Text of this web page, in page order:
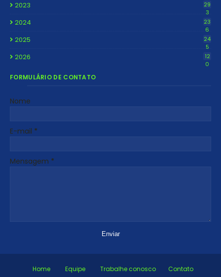
2023
29
3
2024
23
6
2025
24
5
2026
12
0
FORMULÁRIO DE CONTATO
Nome
E-mail *
Mensagem *
Home Equipe Trabalhe conosco Contato